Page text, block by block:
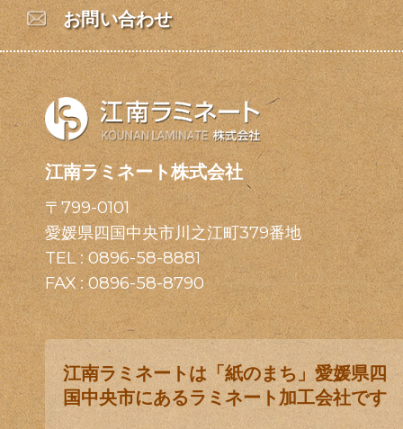
お問い合わせ
江南ラミネート株式会社
〒799-0101
愛媛県四国中央市川之江町379番地
TEL :0896-58-8881
FAX : 0896-58-8790
江南ラミネートは「紙のまち」愛媛県四
国中央市にあるラミネート加工会社です